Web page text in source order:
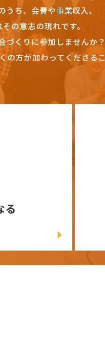
うち、会費や事業収入、
の意志の現れです。
づくりに参加しませんか？
方が加わってくださるこ
る